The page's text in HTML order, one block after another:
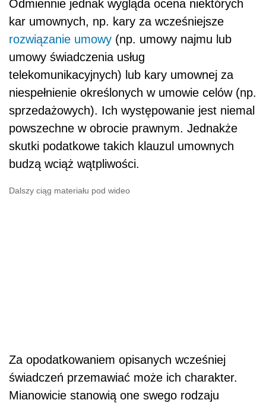
Odmiennie jednak wygląda ocena niektórych
kar umownych, np. kary za wcześniejsze
rozwiązanie umowy (np. umowy najmu lub
umowy świadczenia usług
telekomunikacyjnych) lub kary umownej za
niespełnienie określonych w umowie celów (np.
sprzedażowych). Ich występowanie jest niemal
powszechne w obrocie prawnym. Jednakże
skutki podatkowe takich klauzul umownych
budzą wciąż wątpliwości.
Dalszy ciąg materiału pod wideo
Za opodatkowaniem opisanych wcześniej
świadczeń przemawiać może ich charakter.
Mianowicie stanowią one swego rodzaju